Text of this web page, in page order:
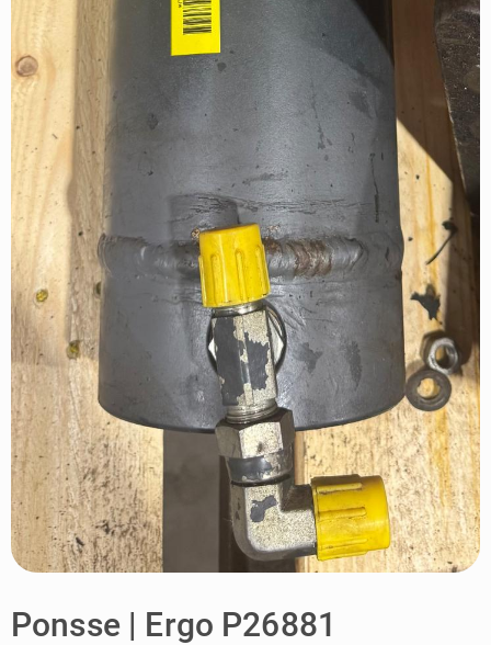
Ponsse | Ergo P26881